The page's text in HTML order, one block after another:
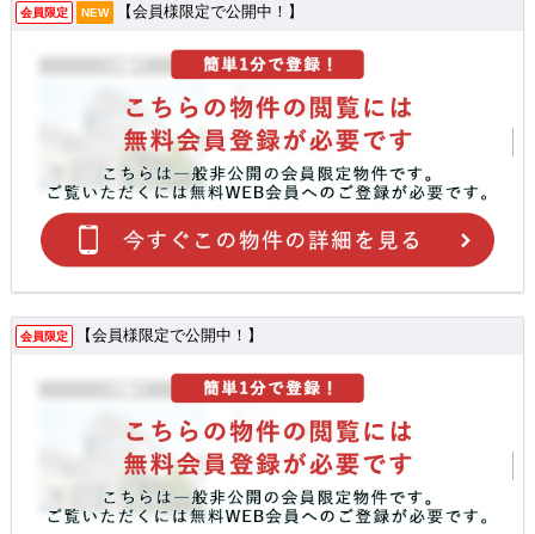
会員限定 NEW 【会員様限定で公開中！】
会員限定 【会員様限定で公開中！】